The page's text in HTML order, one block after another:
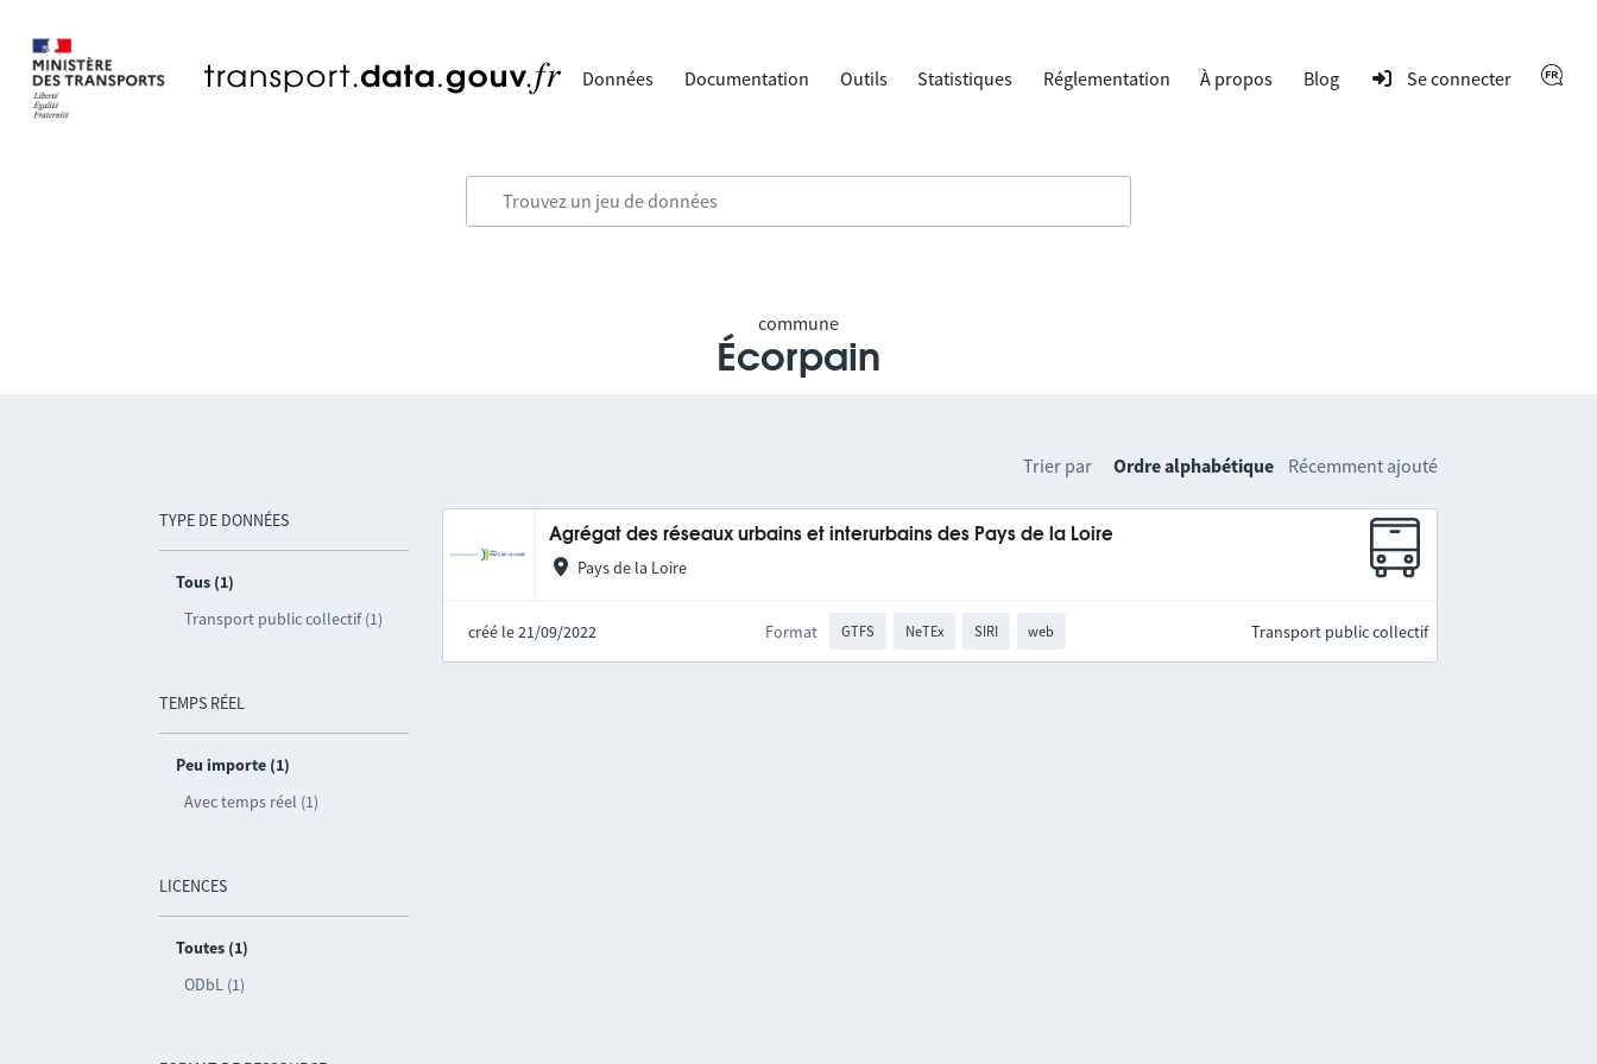
Données Documentation Outils Statistiques Réglementation À propos Blog Se connecter
commune
Écorpain
TYPE DE DONNÉES
Tous (1)
Transport public collectif (1)
TEMPS RÉEL
Peu importe (1)
Avec temps réel (1)
LICENCES
Toutes (1)
ODbL (1)
Trier par Ordre alphabétique Récemment ajouté
Agrégat des réseaux urbains et interurbains des Pays de la Loire
Pays de la Loire
créé le 21/09/2022 Format GTFS NeTEx SIRI web Transport public collectif